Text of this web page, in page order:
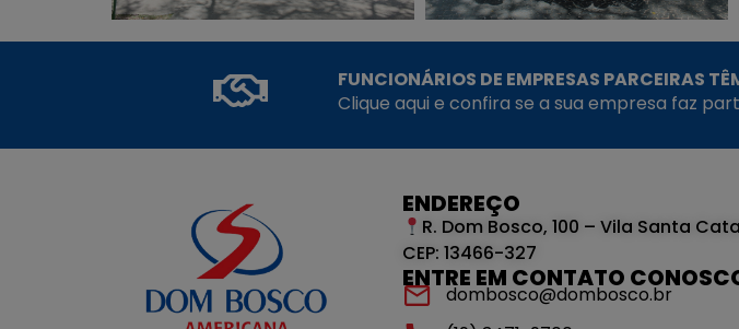
FUNCIONÁRIOS DE EMPRESAS PARCEIRAS
Clique aqui e confira se a sua empresa faz
ENDEREÇO
R. Dom Bosco, 100 – Vila Santa
CEP: 13466-327
ENTRE EM CONTATO
dombosco@dombosco.br